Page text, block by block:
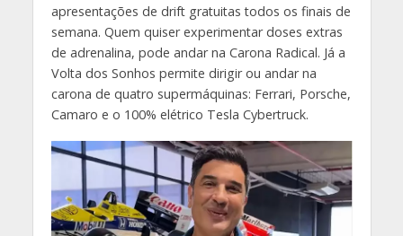
apresentações de drift gratuitas todos os finais de
semana. Quem quiser experimentar doses extras
de adrenalina, pode andar na Carona Radical. Já a
Volta dos Sonhos permite dirigir ou andar na
carona de quatro supermáquinas: Ferrari, Porsche,
Camaro e o 100% elétrico Tesla Cybertruck.